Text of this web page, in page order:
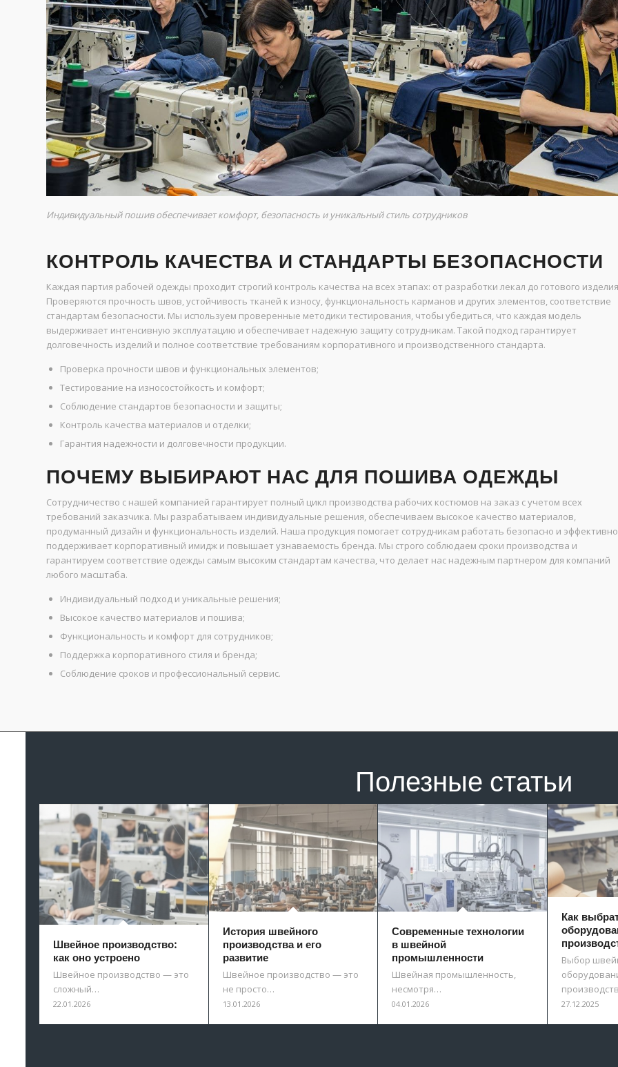
Индивидуальный пошив обеспечивает комфорт, безопасность и уникальный стиль сотрудников
КОНТРОЛЬ КАЧЕСТВА И СТАНДАРТЫ БЕЗОПАСНОСТИ
Каждая партия рабочей одежды проходит строгий контроль качества на всех этапах: от разработки лекал до готового
Проверяются прочность швов, устойчивость тканей к износу, функциональность карманов и других элементов, соответствие
стандартам безопасности. Мы используем проверенные методики тестирования, чтобы убедиться, что каждая модель
выдерживает интенсивную эксплуатацию и обеспечивает надежную защиту сотрудникам. Такой подход гарантирует
долговечность изделий и полное соответствие требованиям корпоративного и производственного стандарта.
Проверка прочности швов и функциональных элементов;
Тестирование на износостойкость и комфорт;
Соблюдение стандартов безопасности и защиты;
Контроль качества материалов и отделки;
Гарантия надежности и долговечности продукции.
ПОЧЕМУ ВЫБИРАЮТ НАС ДЛЯ ПОШИВА ОДЕЖДЫ
Сотрудничество с нашей компанией гарантирует полный цикл производства рабочих костюмов на заказ с учетом всех
требований заказчика. Мы разрабатываем индивидуальные решения, обеспечиваем высокое качество материалов,
продуманный дизайн и функциональность изделий. Наша продукция помогает сотрудникам работать безопасно и
поддерживает корпоративный имидж и повышает узнаваемость бренда. Мы строго соблюдаем сроки производства и
гарантируем соответствие одежды самым высоким стандартам качества, что делает нас надежным партнером для компаний
любого масштаба.
Индивидуальный подход и уникальные решения;
Высокое качество материалов и пошива;
Функциональность и комфорт для сотрудников;
Поддержка корпоративного стиля и бренда;
Соблюдение сроков и профессиональный сервис.
Полезные статьи
Швейное производство:
как оно устроено
Швейное производство — это
сложный…
22.01.2026
История швейного
производства и его
развитие
Швейное производство — это
не просто…
13.01.2026
Современные технологии
в швейной
промышленности
Швейная промышленность,
несмотря…
04.01.2026
Как
Выбор
27.12.2025